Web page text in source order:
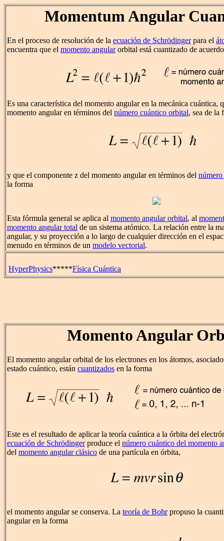
Momentum Angular
En el proceso de resolución de la ecuación de Schrödingerpara el
encuentra que el momento angularorbital está cuantizado de
Es una característica del momento angular en la mecánica cuántica,
momento angular en términos del número cuántico orbital, sea de la
y que el componente z del momento angular en términos del
la forma
Esta fórmula general se aplica al momento angular orbital, al
momento angular total de un sistema atómico. La relación entre la
angular, y su proyección a lo largo de cualquier dirección en el
menudo en términos de un modelo vectorial.
HyperPhysics*****Física Cuántica
Momento Angular
El momento angular orbital de los electrones en los átomos,
estado cuántico, están cuantizados en la forma
Este es el resultado de aplicar la teoría cuántica a la órbita del
ecuación de Schrödingerproduce el número cuántico del momento
del momento angular clásico de una partícula en órbita,
el momento angular se conserva. La teoría de Bohrpropuso la
angular en la forma